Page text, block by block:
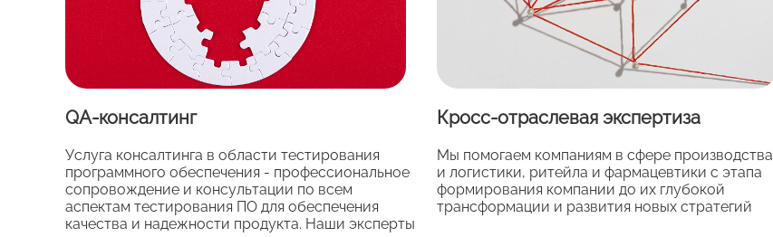
QA-консалтинг
Услуга консалтинга в области тестирования
программного обеспечения - профессиональное
сопровождение и консультации по всем
аспектам тестирования ПО для обеспечения
качества и надежности продукта. Наши эксперты
Кросс-отраслевая экспертиза
Мы помогаем компаниям в сфере производства
и логистики, ритейла и фармацевтики с этапа
формирования компании до их глубокой
трансформации и развития новых стратегий